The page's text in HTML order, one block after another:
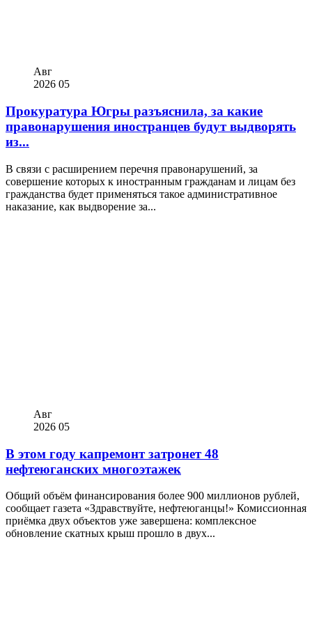
Авг
2026 05
Прокуратура Югры разъяснила, за какие
правонарушения иностранцев будут выдворять
из...
В связи с расширением перечня правонарушений, за
совершение которых к иностранным гражданам и лицам без
гражданства будет применяться такое административное
наказание, как выдворение за...
Авг
2026 05
В этом году капремонт затронет 48
нефтеюганских многоэтажек
Общий объём финансирования более 900 миллионов рублей,
сообщает газета «Здравствуйте, нефтеюганцы!» Комиссионная
приёмка двух объектов уже завершена: комплексное
обновление скатных крыш прошло в двух...